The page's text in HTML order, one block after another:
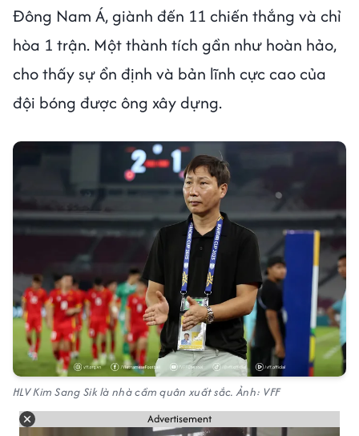
Đông Nam Á, giành đến 11 chiến thắng và chỉ
hòa 1 trận. Một thành tích gần như hoàn hảo,
cho thấy sự ổn định và bản lĩnh cực cao của
đội bóng được ông xây dựng.
HLV Kim Sang Sik là nhà cầm quân xuất sắc. Ảnh: VFF
Advertisement